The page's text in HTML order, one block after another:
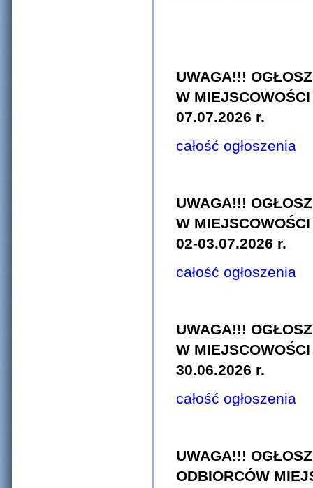
UWAGA!!!
W
07.07.2026 r.
całość ogłoszenia
UWAGA!!!
W
02-03.07.2026 r.
całość ogłoszenia
UWAGA!!!
W
30.06.2026 r.
całość ogłoszenia
UWAGA!!!
ODBIORCÓW